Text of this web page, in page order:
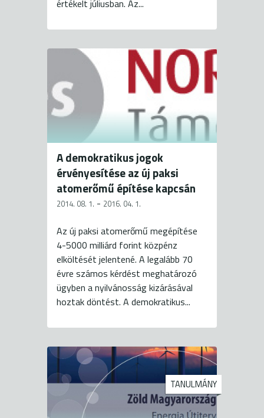
értékelt júliusban. Az...
A demokratikus jogok
érvényesítése az új paksi
atomerőmű építése kapcsán
2014. 08. 1. - 2016. 04. 1.
Az új paksi atomerőmű megépítése
4-5000 milliárd forint közpénz
elköltését jelentené. A legalább 70
évre számos kérdést meghatározó
ügyben a nyilvánosság kizárásával
hoztak döntést. A demokratikus...
TANULMÁNY